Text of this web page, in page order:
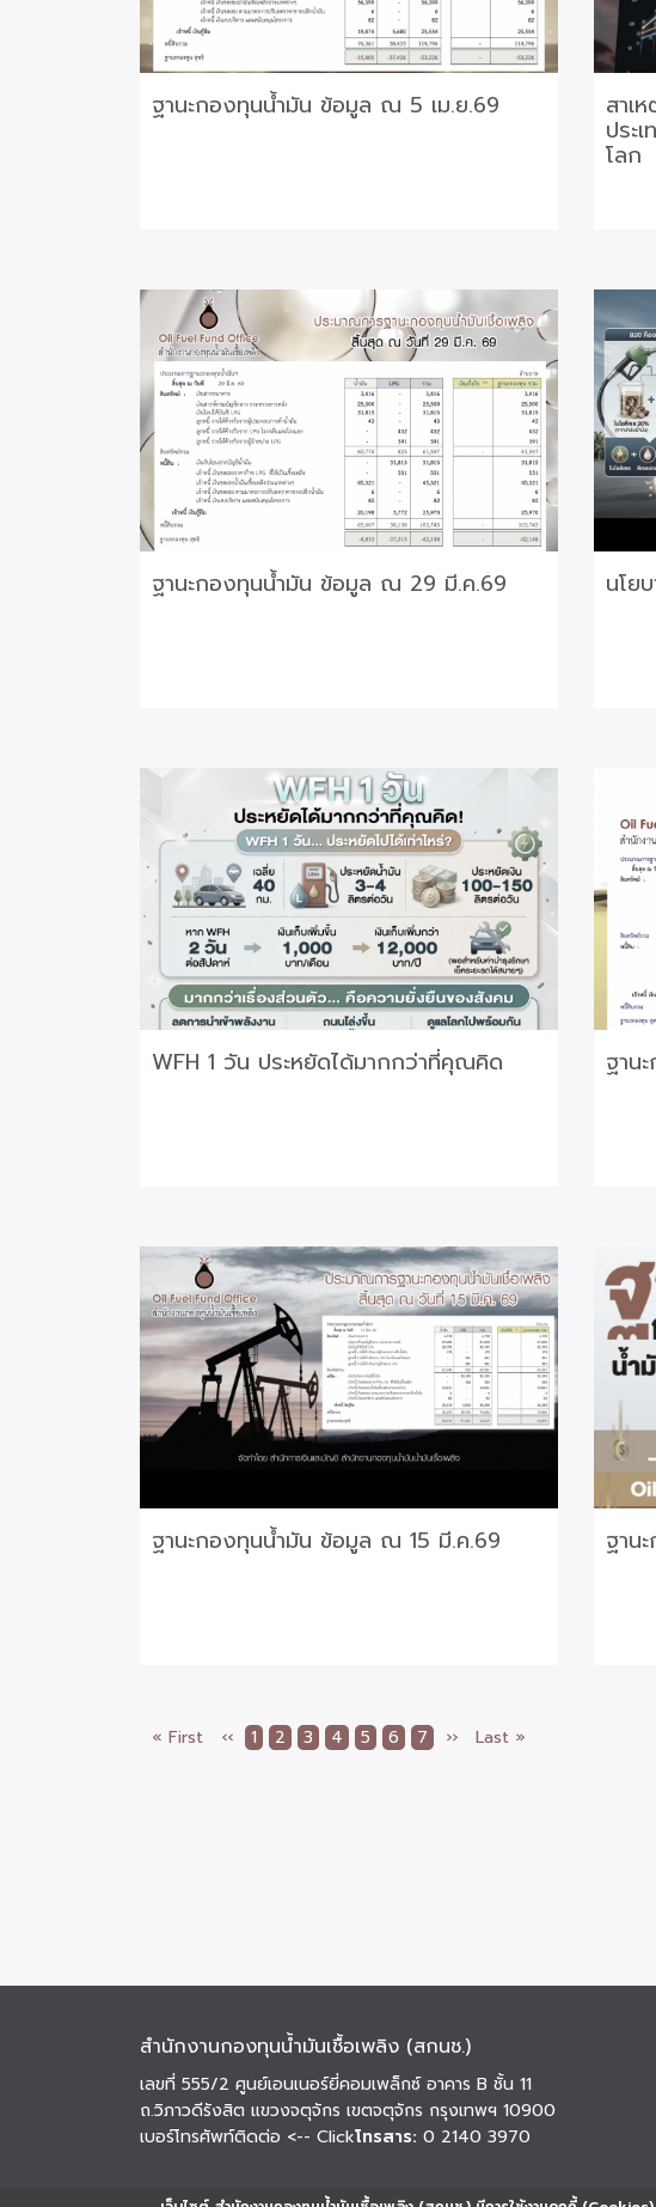
ฐานะกองทุนน้ำมัน ข้อมูล ณ 5 เม.ย.69 สาเ
ประ
โลก
ฐานะกองทุนน้ำมัน ข้อมูล ณ 29 มี.ค.69 นโย
WFH 1 วัน ประหยัดได้มากกว่าที่คุณคิด ฐาน
ฐานะกองทุนน้ำมัน ข้อมูล ณ 15 มี.ค.69 ฐาน
Pagination
หน้า
« First
หน้า
‹‹ Page
1
Current
2 Page
3 Page
4 Page
5 Page
6 Page
7
Next
››
Last
Last »
สำนักงานกองทุนน้ำมันเชื้อเพลิง (สกนช.)
เลขที่ 555/2 ศูนย์เอนเนอร์ยี่คอมเพล็กซ์ อาคาร B ชั้น 11
ถ.วิภาวดีรังสิต แขวงจตุจักร เขตจตุจักร กรุงเทพฯ 10900
เบอร์โทรศัพท์ติดต่อ <-- Clickโทรสาร: 0 2140 3970